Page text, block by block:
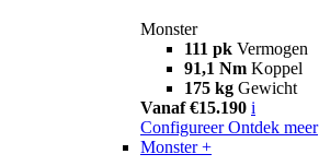
Monster
111 pk Vermogen
91,1 Nm Koppel
175 kg Gewicht
Vanaf €15.190 i
Configureer Ontdek meer
Monster +